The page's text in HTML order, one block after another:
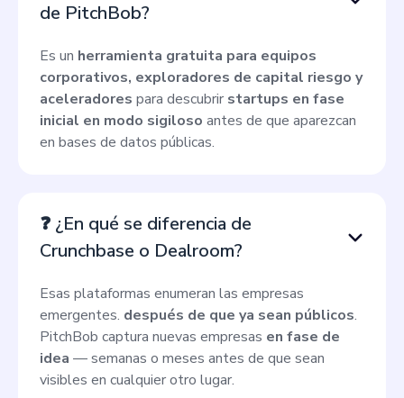
de PitchBob?
Es un herramienta gratuita para equipos
corporativos, exploradores de capital riesgo y
aceleradores para descubrir startups en fase
inicial en modo sigiloso antes de que aparezcan
en bases de datos públicas.
❓ ¿En qué se diferencia de
Crunchbase o Dealroom?
Esas plataformas enumeran las empresas
emergentes. después de que ya sean públicos.
PitchBob captura nuevas empresas en fase de
idea — semanas o meses antes de que sean
visibles en cualquier otro lugar.